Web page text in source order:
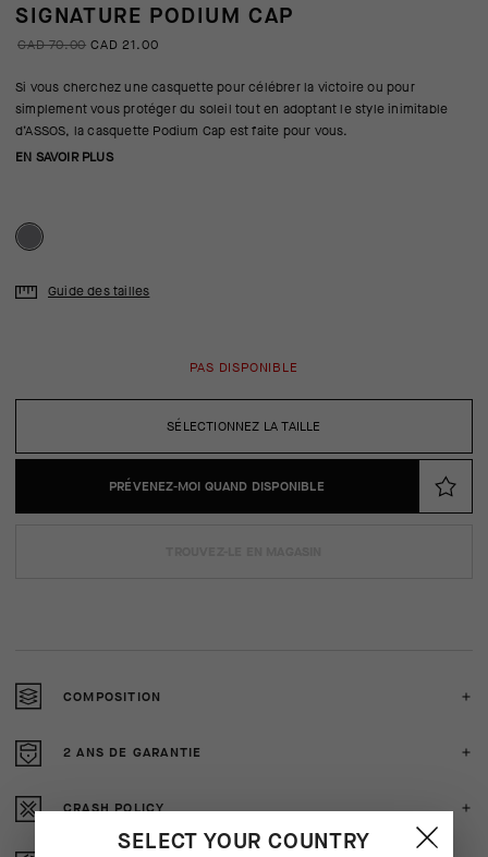
SIGNATURE PODIUM CAP
CAD 70.00 CAD 21.00
Si vous cherchez une casquette pour célébrer la victoire ou pour
simplement vous protéger du soleil tout en adoptant le style inimitable
d’ASSOS, la casquette Podium Cap est faite pour vous.
EN SAVOIR PLUS
SÉLECTIONNEZ LA TAILLE
Guide des tailles
PAS DISPONIBLE
PRÉVENEZ-MOI QUAND DISPONIBLE
COMPOSITION
2 ANS DE GARANTIE
CRASH POLICY
SELECT YOUR COUNTRY